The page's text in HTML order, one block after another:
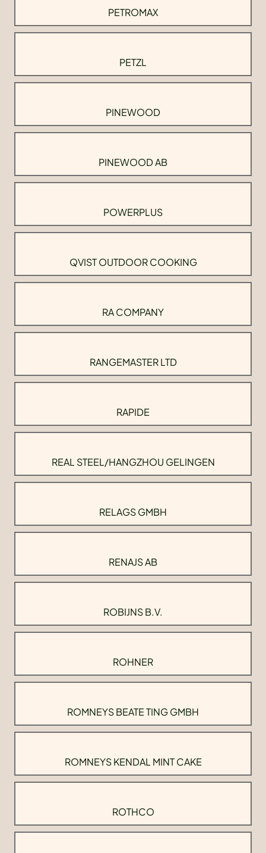
PETROMAX
PETZL
PINEWOOD
PINEWOOD AB
POWERPLUS
QVIST OUTDOOR COOKING
RA COMPANY
RANGEMASTER LTD
RAPIDE
REAL STEEL/HANGZHOU GELINGEN
RELAGS GMBH
RENAJS AB
ROBIJNS B.V.
ROHNER
ROMNEYS BEATE TING GMBH
ROMNEYS KENDAL MINT CAKE
ROTHCO